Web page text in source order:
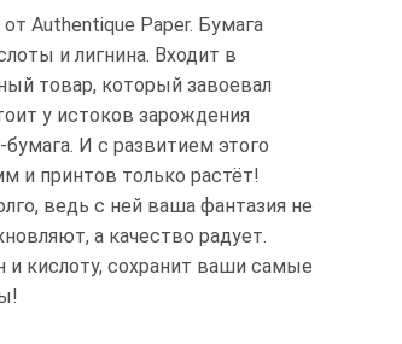
Authentique Paper. Бумага
и лигнина. Входит в
товар, который завоевал
у истоков зарождения
И с развитием этого
и принтов только растёт!
ведь с ней ваша фантазия не
а качество радует.
и кислоту, сохранит ваши самые